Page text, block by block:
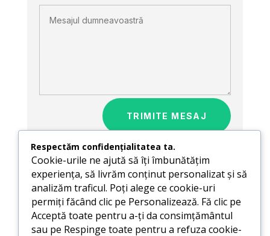
TRIMITE MESAJ
Respectăm confidențialitatea ta.
Cookie-urile ne ajută să îți îmbunătățim
experiența, să livrăm conținut personalizat și să
analizăm traficul. Poți alege ce cookie-uri
permiți făcând clic pe Personalizează. Fă clic pe
Acceptă toate pentru a-ți da consimțământul
sau pe Respinge toate pentru a refuza cookie-